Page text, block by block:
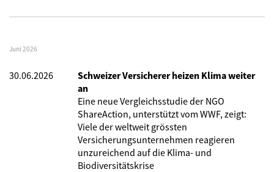
Juni 2026
30.06.2026
Schweizer Versicherer heizen Klima weiter
an
Eine neue Vergleichsstudie der NGO
ShareAction, unterstützt vom WWF, zeigt:
Viele der weltweit grössten
Versicherungsunternehmen reagieren
unzureichend auf die Klima- und
Biodiversitätskrise